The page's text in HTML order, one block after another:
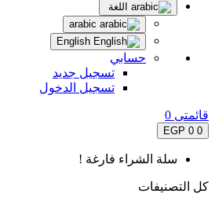
اللغة
حسابي
تسجيل جديد
تسجيل الدخول
قائمتى 0
0
0 EGP
سلة الشراء فارغة !
كل التصنيفات